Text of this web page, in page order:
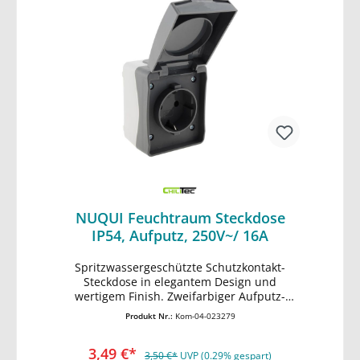
des Netzbetreibers eingetragenes
Installationsunternehmen. Ein solches
Installationsunternehmen ist Ihnen dabei
behilflich die erforderliche Zustimmung des
jeweiligen Netzbetreibers einzuholen.
• stabiler, wetterbeständiger Kunststoff •
gummierte Kabeleinführung • Maße
Steckdose HxBxT 77x62x55mm • Maße
Schalter HxBxT 77x62x55mm
NUQUI Feuchtraum Steckdose
IP54, Aufputz, 250V~/ 16A
Spritzwassergeschützte Schutzkontakt-
Steckdose in elegantem Design und
wertigem Finish. Zweifarbiger Aufputz-
Rahmen mit dunkelgrauem Deckel mit
spritzwassergeschützt IP54 • 250V~/ max.
Produkt Nr.: Kom-04-023279
3,49 €* 3,50 €* UVP (0.29% gespart)
In den Warenkorb